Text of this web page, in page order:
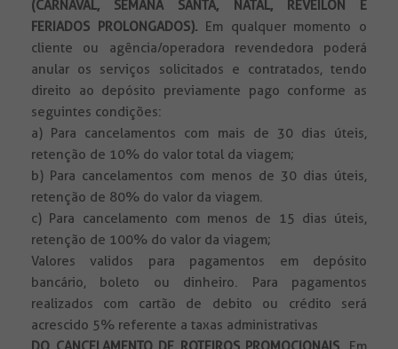
(CARNAVAL, SEMANA SANTA, NATAL, REVEILON E
FERIADOS PROLONGADOS). Em qualquer momento o
cliente ou agência/operadora revendedora poderá
anular os serviços solicitados e contratados, tendo
direito ao depósito previamente pago conforme as
seguintes condições:
a) Para cancelamentos com mais de 30 dias úteis,
retenção de 10% do valor total da viagem;
b) Para cancelamentos com menos de 30 dias úteis,
retenção de 80% do valor da viagem.
c) Para cancelamento com menos de 15 dias úteis,
retenção de 100% do valor da viagem;
Valores validos para pagamentos em depósito
bancário, boleto ou dinheiro. Para pagamentos
realizados com cartão de debito ou crédito será
acrescido 5% referente a taxas administrativas